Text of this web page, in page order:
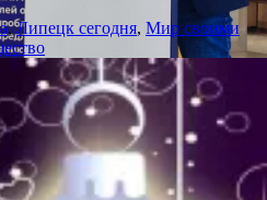
,Липецк сегодня, Мир своими